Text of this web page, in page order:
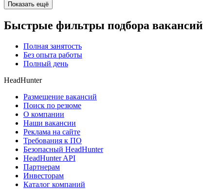
Показать ещё
Быстрые фильтры подбора вакансий
Полная занятость
Без опыта работы
Полный день
HeadHunter
Размещение вакансий
Поиск по резюме
О компании
Наши вакансии
Реклама на сайте
Требования к ПО
Безопасный HeadHunter
HeadHunter API
Партнерам
Инвесторам
Каталог компаний